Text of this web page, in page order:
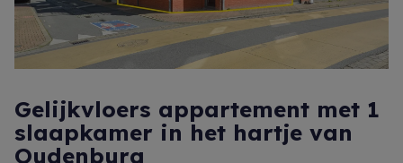
Gelijkvloers appartement met 1
slaapkamer in het hartje van
Oudenburg